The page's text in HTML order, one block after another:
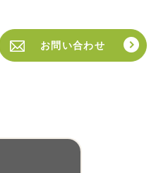
お問い合わせ